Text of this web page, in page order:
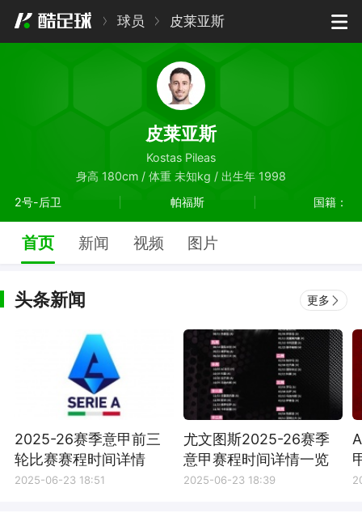
球员 皮莱亚斯
皮莱亚斯
Kostas Pileas
身高 180cm / 体重 未知kg / 出生年 1998
2号-后卫
帕福斯 国籍：
首页 新闻 视频 图片
头条新闻 更多
2025-26赛季意甲前三
轮比赛赛程时间详情
2025-06-23 18:51
尤文图斯2025-26赛季
意甲赛程时间详情一览
2025-06-23 18:39